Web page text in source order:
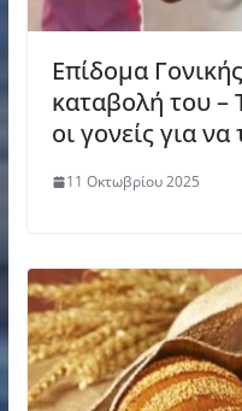
Επίδομα
καταβολή του –
οι γονείς για
11 Οκτωβρίου 2025